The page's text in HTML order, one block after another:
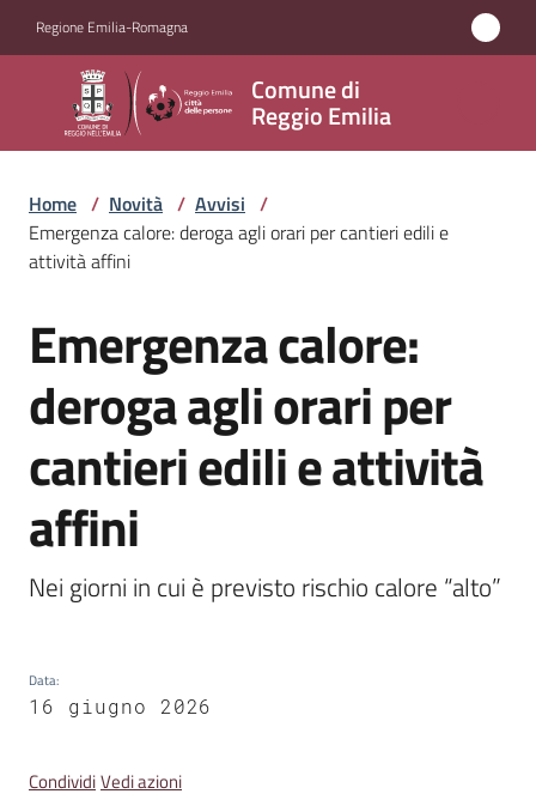
Regione Emilia-Romagna
Comune di
Reggio Emilia
Comune
di
Reggio
Emilia
Servizi
Novità
Menu selezionato
Vivere
Reggio
Emilia
Tutti
Home / Novità / Avvisi /
Emergenza calore: deroga agli orari per cantieri edili e
attività affini
Salta al contenuto
Emergenza calore:
deroga agli orari per
cantieri edili e attività
affini
Nei giorni in cui è previsto rischio calore “alto”
Data:
16 giugno 2026
CondividiVedi azioni